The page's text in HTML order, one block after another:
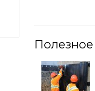
Полезное